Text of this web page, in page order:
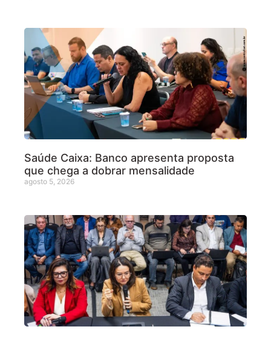
Saúde Caixa: Banco apresenta proposta
que chega a dobrar mensalidade
agosto 5, 2026